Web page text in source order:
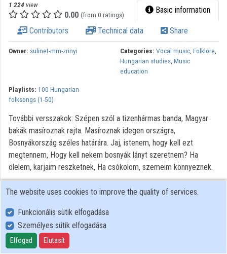
1 224 view
0.00 (from 0 ratings) Basic information
Contributors Technical data Share
Owner: sulinet-mm-zrinyi Categories: Vocal music, Folklore,
Hungarian studies, Music
education
Playlists: 100 Hungarian
folksongs (1-50)
További versszakok: Szépen szól a tizenhármas banda, Magyar
bakák masíroznak rajta. Masíroznak idegen országra,
Bosnyákország széles határára. Jaj, istenem, hogy kell ezt
megtennem, Hogy kell nekem bosnyák lányt szeretnem? Ha
ölelem, karjaim reszketnek, Ha csókolom, szemeim könnyeznek.
User Policy
Adatkezelési tájékoztató (en)
Cookie Policy
The website uses cookies to improve the quality of services.
Funkcionális sütik elfogadása
Személyes sütik elfogadása
Elfogad Elutasít